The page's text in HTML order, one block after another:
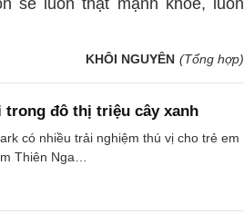
KHÔI NGUYÊN (Tổng hợp)
trong đô thị triệu cây xanh
có nhiều trải nghiệm thú vị cho trẻ em
Thiên Nga…